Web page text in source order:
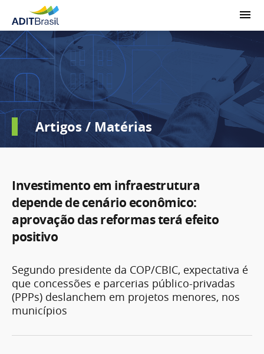
Artigos / Matérias
Investimento em infraestrutura
depende de cenário econômico:
aprovação das reformas terá efeito
positivo
Segundo presidente da COP/CBIC, expectativa é
que concessões e parcerias público-privadas
(PPPs) deslanchem em projetos menores, nos
municípios